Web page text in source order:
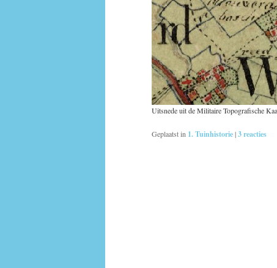
Uitsnede uit de Militaire Topografische
Geplaatst in 1. Tuinhistorie|3reacties